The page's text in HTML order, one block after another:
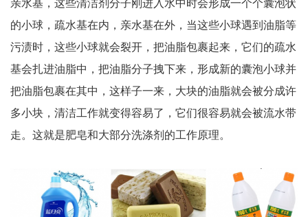
亲水基，这些清洁剂分子刚进入水中时会形成一个个囊泡状
的小球，疏水基在内，亲水基在外，当这些小球遇到油脂等
污渍时，这些小球就会裂开，把油脂包裹起来，它们的疏水
基会扎进油脂中，把油脂分子拽下来，形成新的囊泡小球并
把油脂包裹在其中，这样子一来，大块的油脂就会被分成许
多小块，清洁工作就变得容易了，它们很容易就会被流水带
走。这就是肥皂和大部分洗涤剂的工作原理。